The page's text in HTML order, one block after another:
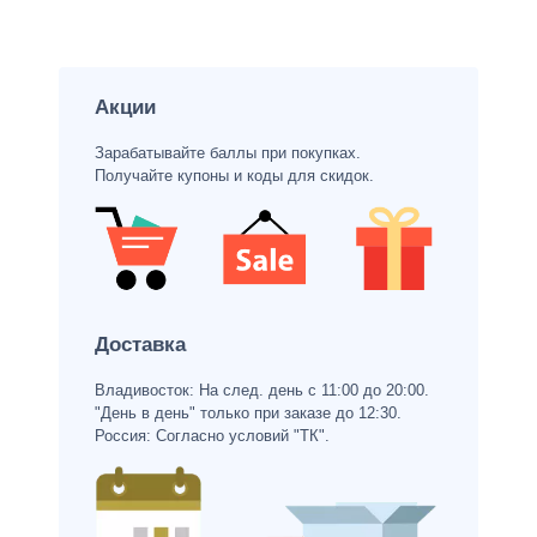
Акции
Зарабатывайте баллы при покупках.
Получайте купоны и коды для скидок.
Доставка
Владивосток: На след. день с 11:00 до 20:00.
"День в день" только при заказе до 12:30.
Россия: Согласно условий "ТК".